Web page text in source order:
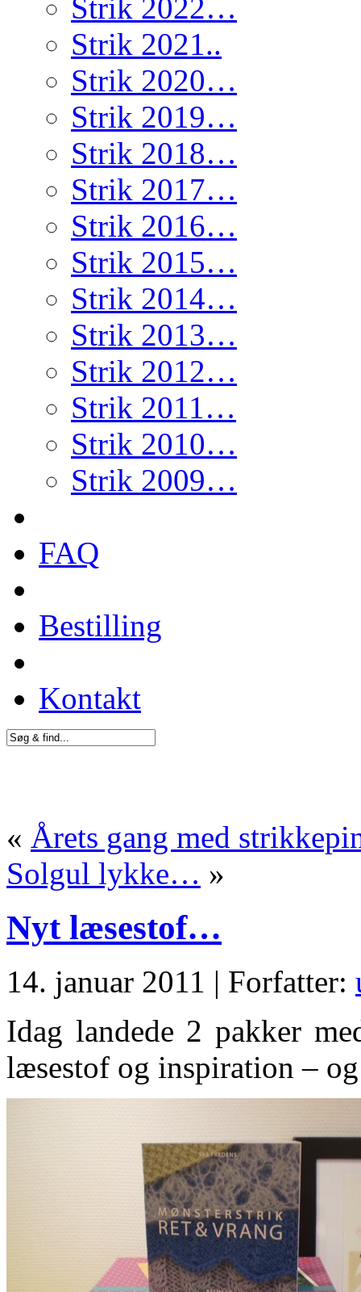
Strik 2022…
Strik 2021..
Strik 2020…
Strik 2019…
Strik 2018…
Strik 2017…
Strik 2016…
Strik 2015…
Strik 2014…
Strik 2013…
Strik 2012…
Strik 2011…
Strik 2010…
Strik 2009…
FAQ
Bestilling
Kontakt
« Årets gang med
Solgul lykke… »
Nyt læsestof…
14. januar 2011 | Forfatter:
Idag landede 2 pakker
læsestof og inspiration –